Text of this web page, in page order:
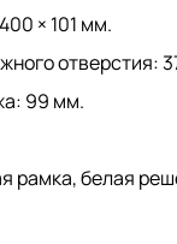
× 101 мм.
отверстия:
99 мм.
рамка, белая